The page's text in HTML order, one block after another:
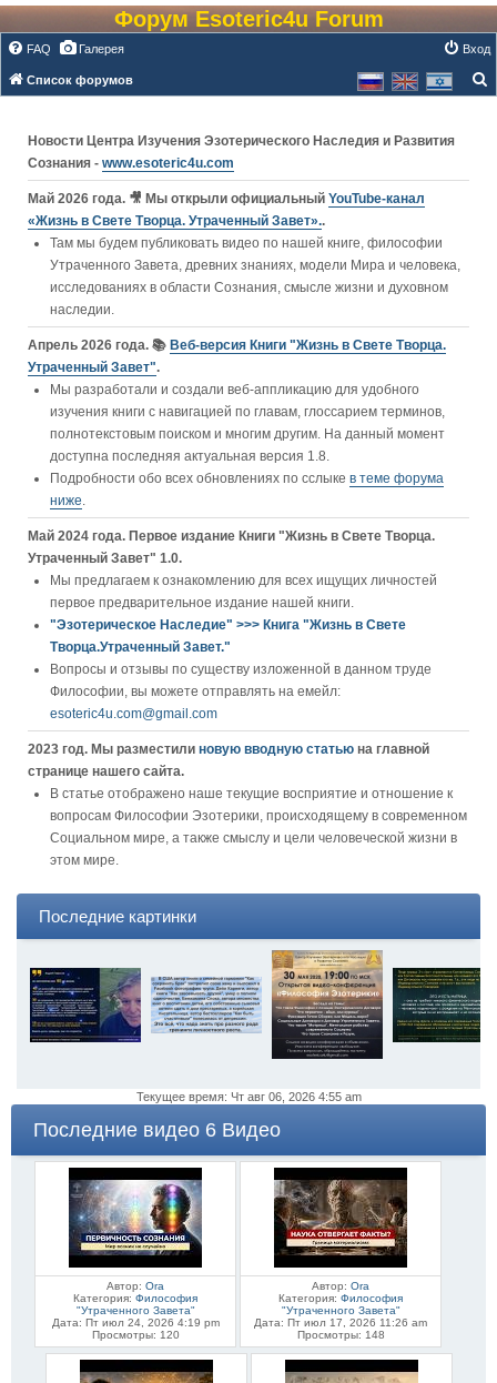
Форум Esoteric4u Forum
FAQ Галерея Вход
Список форумов
Новости Центра Изучения Эзотерического Наследия и Развития
Сознания - www.esoteric4u.com
Май 2026 года. 🎥 Мы открыли официальный YouTube‑канал
«Жизнь в Свете Творца. Утраченный Завет»..
Там мы будем публиковать видео по нашей книге, философии
Утраченного Завета, древних знаниях, модели Мира и человека,
исследованиях в области Сознания, смысле жизни и духовном
наследии.
Апрель 2026 года. 📚 Веб-версия Книги "Жизнь в Свете Творца.
Утраченный Завет".
Мы разработали и создали веб-аппликацию для удобного
изучения книги c навигацией по главам, глоссарием терминов,
полнотекстовым поиском и многим другим. На данный момент
доступна последняя актуальная версия 1.8.
Подробности обо всех обновлениях по сслыке в теме форума
ниже.
Май 2024 года. Первое издание Книги "Жизнь в Свете Творца.
Утраченный Завет" 1.0.
Мы предлагаем к ознакомлению для всех ищущих личностей
первое предварительное издание нашей книги.
"Эзотерическое Наследие" >>> Книга "Жизнь в Свете
Творца.Утраченный Завет."
Вопросы и отзывы по существу изложенной в данном труде
Философии, вы можете отправлять на емейл:
esoteric4u.com@gmail.com
2023 год. Мы разместили новую вводную статью на главной
странице нашего сайта.
В статье отображено наше текущие восприятие и отношение к
вопросам Философии Эзотерики, происходящему в современном
Социальном мире, а также смыслу и цели человеческой жизни в
этом мире.
Последние картинки
Текущее время: Чт авг 06, 2026 4:55 am
Последние видео 6 Видео
Автор: Ora
Категория: Философия
"Утраченного Завета"
Дата: Пт июл 24, 2026 4:19 pm
Просмотры: 120
Автор: Ora
Категория: Философия
"Утраченного Завета"
Дата: Пт июл 17, 2026 11:26 am
Просмотры: 148